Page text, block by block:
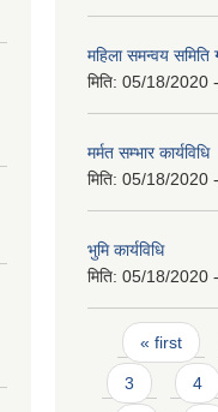
महिला समन्वय समिति
मिति: 05/18/2020
मर्मत सम्भार कार्यविधि
मिति: 05/18/2020
भुमि कार्यविधि
मिति: 05/18/2020
Pages
« first
3 4